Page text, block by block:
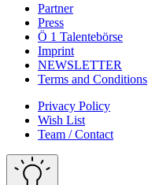
Partner
Press
Ö 1 Talentebörse
Imprint
NEWSLETTER
Terms and Conditions
Privacy Policy
Wish List
Team / Contact